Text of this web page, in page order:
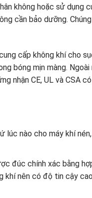
không hoặc sử dụng
cần bảo dưỡng.
cấp không khí cho
bóng mịn màng. Ngoài
nhận CE, UL và CSA
nào cho máy khí
đúc chính xác bằng
khí nên có độ tin cậy